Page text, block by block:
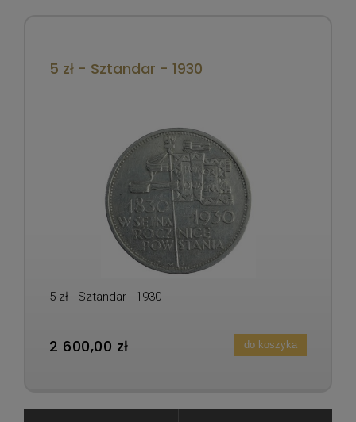
5 zł - Sztandar - 1930
5 zł - Sztandar - 1930
2 600,00 zł do koszyka